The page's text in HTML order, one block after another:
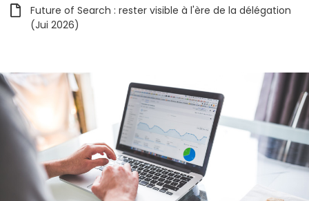
Future of Search : rester visible à l'ère de la délégation
(Jui 2026)